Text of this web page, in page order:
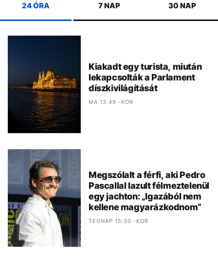
24 ÓRA 7 NAP 30 NAP
Kiakadt egy turista, miután
lekapcsolták a Parlament
díszkivilágítását
MA 13:49 -KOR
Megszólalt a férfi, aki Pedro
Pascallal lazult félmeztelenül
egy jachton: „Igazából nem
kellene magyarázkodnom“
TEGNAP 15:30 -KOR